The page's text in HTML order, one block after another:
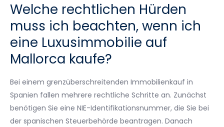
Welche rechtlichen Hürden
muss ich beachten, wenn ich
eine Luxusimmobilie auf
Mallorca kaufe?
Bei einem grenzüberschreitenden Immobilienkauf in
Spanien fallen mehrere rechtliche Schritte an. Zunächst
benötigen Sie eine NIE-Identifikationsnummer, die Sie bei
der spanischen Steuerbehörde beantragen. Danach